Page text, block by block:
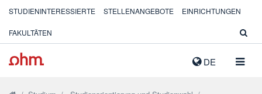
DE
STUDIENINTERESSIERTE STELLENANGEBOTE EINRICHTUNGEN
FAKULTÄTEN